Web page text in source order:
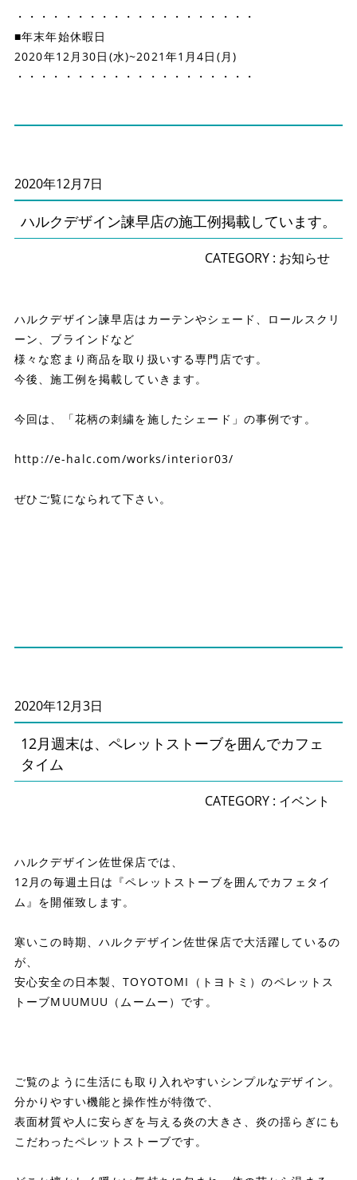
・・・・・・・・・・・・・・・・・・・・
■年末年始休暇日
2020年12月30日(水)~2021年1月4日(月)
・・・・・・・・・・・・・・・・・・・・
2020年12月7日
ハルクデザイン諫早店の施工例掲載しています。
CATEGORY : お知らせ
ハルクデザイン諫早店はカーテンやシェード、ロールスクリ
ーン、ブラインドなど
様々な窓まり商品を取り扱いする専門店です。
今後、施工例を掲載していきます。
今回は、「花柄の刺繍を施したシェード」の事例です。
http://e-halc.com/works/interior03/
ぜひご覧になられて下さい。
2020年12月3日
12月週末は、ペレットストーブを囲んでカフェ
タイム
CATEGORY : イベント
ハルクデザイン佐世保店では、
12月の毎週土日は『ペレットストーブを囲んでカフェタイ
ム』を開催致します。
寒いこの時期、ハルクデザイン佐世保店で大活躍しているの
が、
安心安全の日本製、TOYOTOMI（トヨトミ）のペレットス
トーブMUUMUU（ムームー）です。
ご覧のように生活にも取り入れやすいシンプルなデザイン。
分かりやすい機能と操作性が特徴で、
表面材質や人に安らぎを与える炎の大きさ、炎の揺らぎにも
こだわったペレットストーブです。